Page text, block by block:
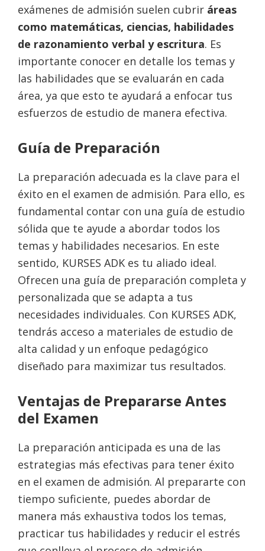
exámenes de admisión suelen cubrir áreas
como matemáticas, ciencias, habilidades
de razonamiento verbal y escritura. Es
importante conocer en detalle los temas y
las habilidades que se evaluarán en cada
área, ya que esto te ayudará a enfocar tus
esfuerzos de estudio de manera efectiva.
Guía de Preparación
La preparación adecuada es la clave para el
éxito en el examen de admisión. Para ello, es
fundamental contar con una guía de estudio
sólida que te ayude a abordar todos los
temas y habilidades necesarios. En este
sentido, KURSES ADK es tu aliado ideal.
Ofrecen una guía de preparación completa y
personalizada que se adapta a tus
necesidades individuales. Con KURSES ADK,
tendrás acceso a materiales de estudio de
alta calidad y un enfoque pedagógico
diseñado para maximizar tus resultados.
Ventajas de Prepararse Antes
del Examen
La preparación anticipada es una de las
estrategias más efectivas para tener éxito
en el examen de admisión. Al prepararte con
tiempo suficiente, puedes abordar de
manera más exhaustiva todos los temas,
practicar tus habilidades y reducir el estrés